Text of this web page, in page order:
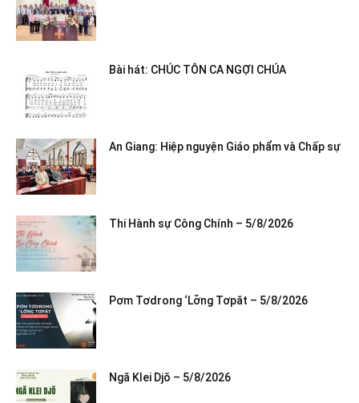
Bài hát: CHÚC TÔN CA NGỢI CHÚA
An Giang: Hiệp nguyện Giáo phẩm và Chấp sự
Thi Hành sự Công Chính – 5/8/2026
Pơm Tơdrong ‘Lơ̆ng Tơpăt – 5/8/2026
Ngă Klei Djŏ – 5/8/2026